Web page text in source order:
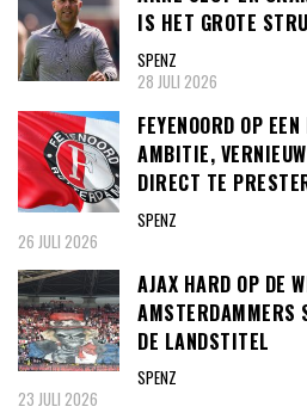
IS HET GROTE
SPENZ
28 JULI 2026
FEYENOORD OP
AMBITIE,
DIRECT TE
SPENZ
26 JULI 2026
AJAX HARD OP DE
AMSTERDAMMERS
DE LANDSTITEL
SPENZ
23 JULI 2026